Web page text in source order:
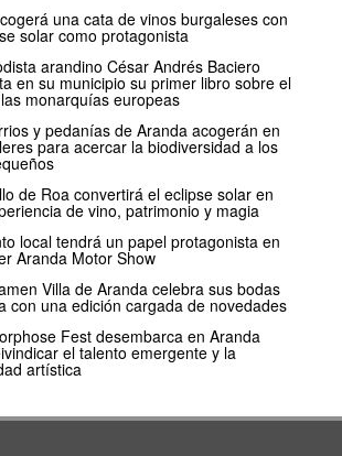
una cata de vinos burgaleses con
solar como protagonista
arandino César Andrés Baciero
en su municipio su primer libro sobre el
monarquías europeas
y pedanías de Aranda acogerán en
para acercar la biodiversidad a los
de Roa convertirá el eclipse solar en
de vino, patrimonio y magia
local tendrá un papel protagonista en
Aranda Motor Show
Villa de Aranda celebra sus bodas
con una edición cargada de novedades
Fest desembarca en Aranda
el talento emergente y la
artística